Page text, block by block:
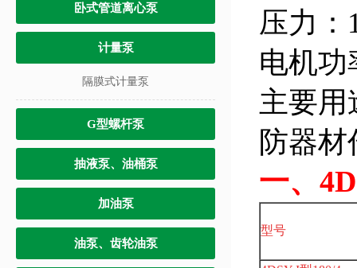
卧式管道离心泵
计量泵
隔膜式计量泵
G型螺杆泵
抽液泵、油桶泵
加油泵
油泵、齿轮油泵
压力：
电机功
主要用
防器
一、
型号